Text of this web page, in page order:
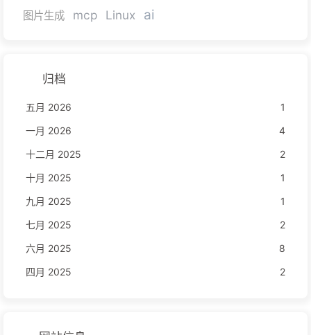
图片生成 mcp Linux ai
归档
五月 2026
1
一月 2026
4
十二月 2025
2
十月 2025
1
九月 2025
1
七月 2025
2
六月 2025
8
四月 2025
2